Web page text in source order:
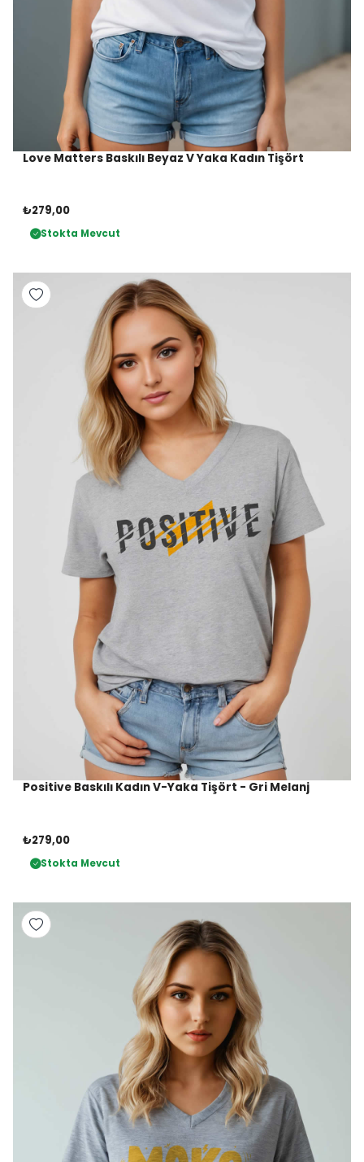
Love Matters Baskılı Beyaz V Yaka Kadın Tişört
₺279,00
Stokta Mevcut
Positive Baskılı Kadın V-Yaka Tişört - Gri Melanj
₺279,00
Stokta Mevcut